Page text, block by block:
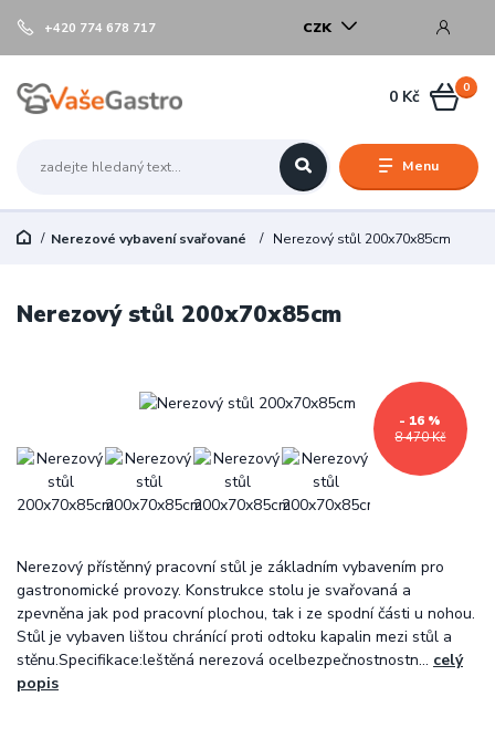
Menu
CZK
+420 774 678 717
0
0 Kč
Nerezové vybavení svařované Nerezový stůl 200x70x85cm
Nerezový stůl 200x70x85cm
8 470 Kč
- 16 %
Nerezový přístěnný pracovní stůl je základním vybavením pro
gastronomické provozy. Konstrukce stolu je svařovaná a
zpevněna jak pod pracovní plochou, tak i ze spodní části u nohou.
Stůl je vybaven lištou chránící proti odtoku kapalin mezi stůl a
stěnu.Specifikace:leštěná nerezová ocelbezpečnostnostn... celý
popis